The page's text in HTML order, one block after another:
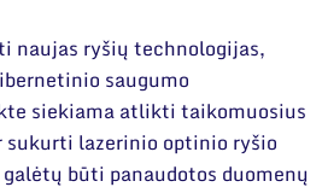
ir mokytojams
naujas ryšių technologijas,
saugumo
siekiama atlikti taikomuosius
lazerinio optinio ryšio
būti panaudotos duomenų